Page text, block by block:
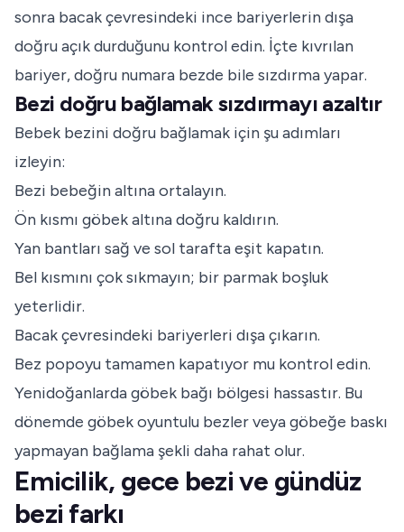
sonra bacak çevresindeki ince bariyerlerin dışa
doğru açık durduğunu kontrol edin. İçte kıvrılan
bariyer, doğru numara bezde bile sızdırma yapar.
Bezi doğru bağlamak sızdırmayı azaltır
Bebek bezini doğru bağlamak için şu adımları
izleyin:
Bezi bebeğin altına ortalayın.
Ön kısmı göbek altına doğru kaldırın.
Yan bantları sağ ve sol tarafta eşit kapatın.
Bel kısmını çok sıkmayın; bir parmak boşluk
yeterlidir.
Bacak çevresindeki bariyerleri dışa çıkarın.
Bez popoyu tamamen kapatıyor mu kontrol edin.
Yenidoğanlarda göbek bağı bölgesi hassastır. Bu
dönemde göbek oyuntulu bezler veya göbeğe baskı
yapmayan bağlama şekli daha rahat olur.
Emicilik, gece bezi ve gündüz
bezi farkı